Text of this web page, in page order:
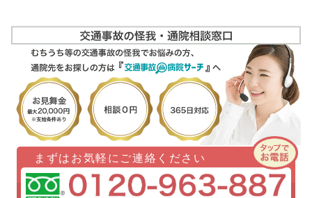
まずはお気軽にご連絡ください